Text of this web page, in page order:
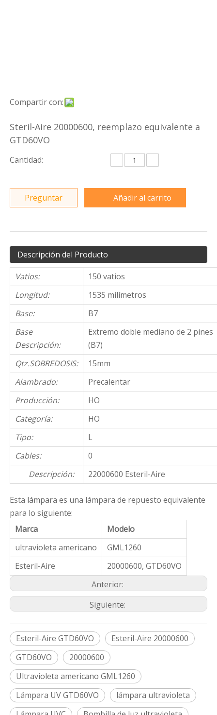
Compartir con:
Steril-Aire 20000600, reemplazo equivalente a
GTD60VO
Cantidad:
Preguntar Añadir al carrito
Descripción del Producto
Vatios:
150 vatios
Longitud:
1535 milímetros
Base:
B7
Base
Descripción:
Extremo doble mediano de 2 pines
(B7)
Qtz.SOBREDOSIS:
15mm
Alambrado:
Precalentar
Producción:
HO
Categoría:
HO
Tipo:
L
Cables:
0
Descripción:
22000600 Esteril-Aire
Esta lámpara es una lámpara de repuesto equivalente
para lo siguiente:
Marca
Modelo
ultravioleta americano
GML1260
Esteril-Aire
20000600, GTD60VO
Anterior:
Siguiente:
Esteril-Aire GTD60VO
Esteril-Aire 20000600
GTD60VO
20000600
Ultravioleta americano GML1260
Lámpara UV GTD60VO
lámpara ultravioleta